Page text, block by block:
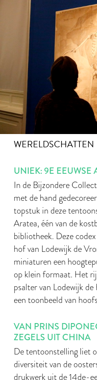
WERELDSCHATTEN
UNIEK: 9E EEUWSE
In de Bijzondere
met de hand
topstuk in deze
Aratea, één van de
bibliotheek. Deze
hof van Lodewijk de
miniaturen een
op klein formaat. Het
psalter van Lodewijk
een toonbeeld van
VAN PRINS
ZEGELS UIT CHINA
De tentoonstelling liet
diversiteit van de
drukwerk uit de 14de-